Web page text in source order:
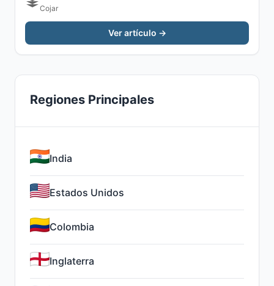
Cojar
Ver artículo →
Regiones Principales
India
Estados Unidos
Colombia
Inglaterra